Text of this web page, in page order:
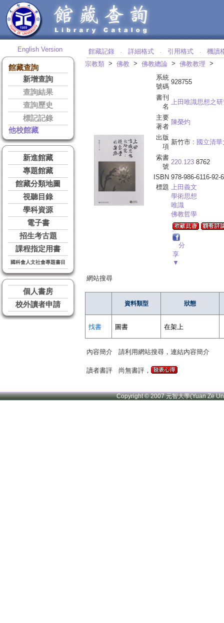
English Version
館藏查詢
新增查詢
查詢結果
查詢歷史
標記記錄
他校館藏
新進館藏
專題館藏
館藏分類地圖
視聽目錄
學科資源
電子書
招生考古題
課程指定用書
國科會人文社會專題書目
個人書房
校外讀者申請
館藏記錄 ‧ 詳細格式 ‧ 引用格式 ‧
機讀
宗教類 > 佛教 > 佛教總論 > 佛教教理 >
系統
號碼
928755
書刊
名
上田唯識思想之
主要
著者
陳榮灼
出版
項
新竹市 : 國立清
索書
號
220.123 8762
ISBN 978-986-6116-92-6
標題 上田 義文
學術思想
唯識
佛教哲學
分
享
▼
網站搜尋
資料類型 狀態
找書 圖書 在架上
內容簡介 請利用網站搜尋，連結內容簡介
讀者書評 尚無書評，
Copyright © 2007 元智大學(Yuan Ze